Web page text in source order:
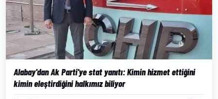
Alabay'dan Ak Parti'ye stat yanıtı: Kimin hizmet ettiğini
kimin eleştirdiğini halkımız biliyor